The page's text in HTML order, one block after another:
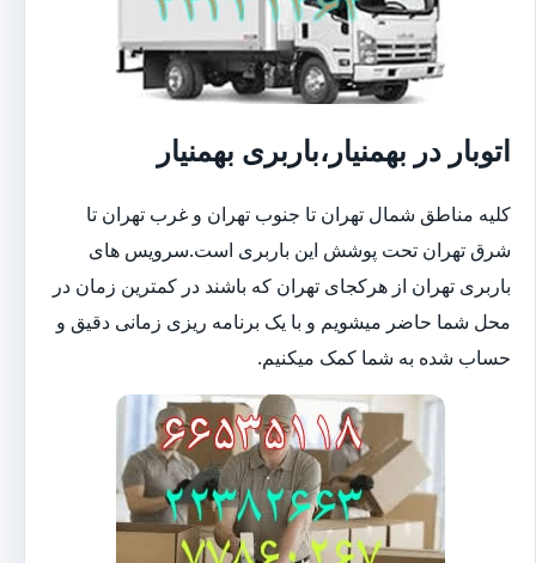
اتوبار در بهمنیار،باربری بهمنیار
کلیه مناطق شمال تهران تا جنوب تهران و غرب تهران تا
شرق تهران تحت پوشش این باربری است.سرویس های
باربری تهران از هرکجای تهران که باشند در کمترین زمان در
محل شما حاضر میشویم و با یک برنامه ریزی زمانی دقیق و
حساب شده به شما کمک میکنیم.